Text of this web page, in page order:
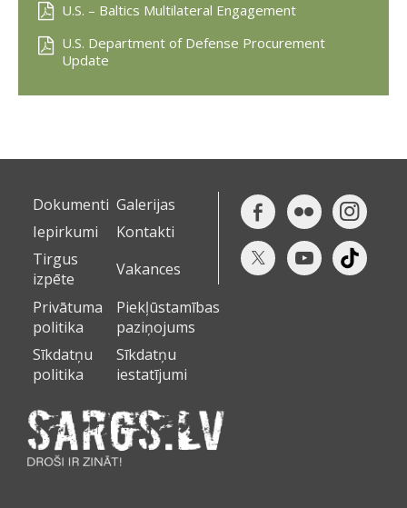
U.S. – Baltics Multilateral Engagement
U.S. Department of Defense Procurement
Update
Dokumenti Galerijas
Iepirkumi
Kontakti
Tirgus
izpēte
Vakances
Privātuma
politika
Piekļūstamības
paziņojums
Sīkdatņu
politika
Sīkdatņu
iestatījumi